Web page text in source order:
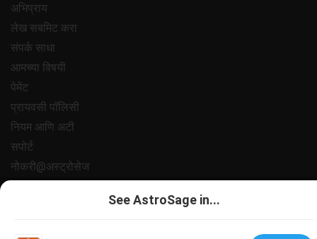
अभिप्राय
लेख सबमिट करा
संपर्क साधा
आमच्या विषयी
पेमेंट
प्रायवसी पॉलिसी
नियम आणि अटी
सपोर्ट
नोकरी@अस्ट्रोसेज
All copyrights reserved 2025
AstroSage.com
See AstroSage in...